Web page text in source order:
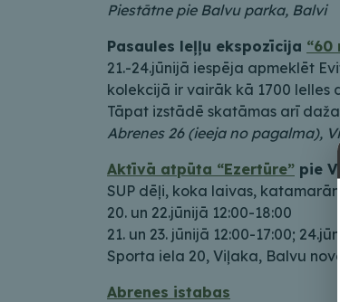
Piestātne pie Balvu parka, Balvi
Pasaules leļļu ekspozīcija “60
21.-24.jūnijā iespēja apmeklēt
kolekcijā ir vairāk kā 1700 lelles
Tāpat izstādē skatāmas arī
Abrenes 26 (ieeja no pagalma),
Aktīvā atpūta “Ezertūre” pie
SUP dēļi, koka laivas,
20. un 22.jūnijā 12:00-18:00
21. un 23. jūnijā 12:00-17:00;
Sporta iela 20, Viļaka, Balvu
Abrenes istabas